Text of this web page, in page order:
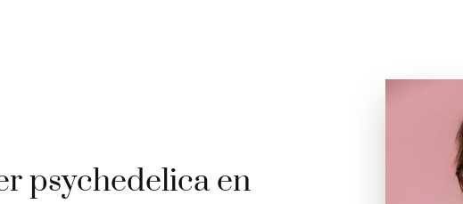
psychedelica en